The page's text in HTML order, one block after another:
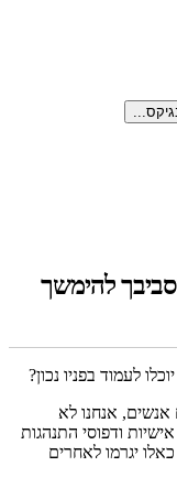
להימשך
לעמוד בפניו נכון?
אנחנו לא
ודפוסי התנהגות
יגרמו לאחרים